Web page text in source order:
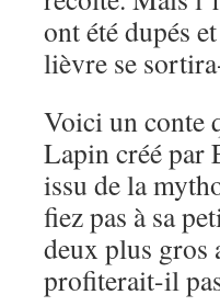
ont été dupés
lièvre se
Voici un conte
Lapin créé par
issu de la
fiez pas à sa
deux plus gros
profiterait-il